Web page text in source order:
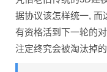
据协议该怎样统一, 而
有资格活到下一轮的
注定终究会被淘汰掉的